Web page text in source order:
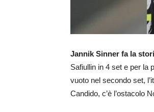
Jannik Sinner fa la
Safiullin in 4 set e per la
vuoto nel secondo set,
Candido, c’è l’ostacolo